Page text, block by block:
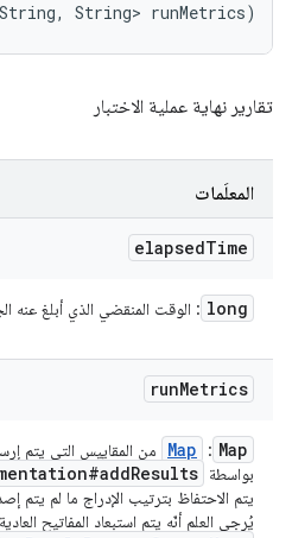
String> runMetrics)
تقارير نهاية عملية الاختبار
المعلَمات
elapsedTime
long : الوقت المنقضي الذي أبلغ عنه
runMetrics
Map
:
Map
من المقاييس التي يتم
بواسطة Results
يتم الاحتفاظ بترتيب الإدراج ما لم يتم
يُرجى العلم أنّه يتم استبعاد المفاتيح